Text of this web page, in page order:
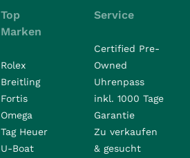
Top
Marken
Rolex
Breitling
Fortis
Omega
Tag Heuer
U-Boat
Service
Certified Pre-
Owned
Uhrenpass
inkl. 1000 Tage
Garantie
Zu verkaufen
& gesucht